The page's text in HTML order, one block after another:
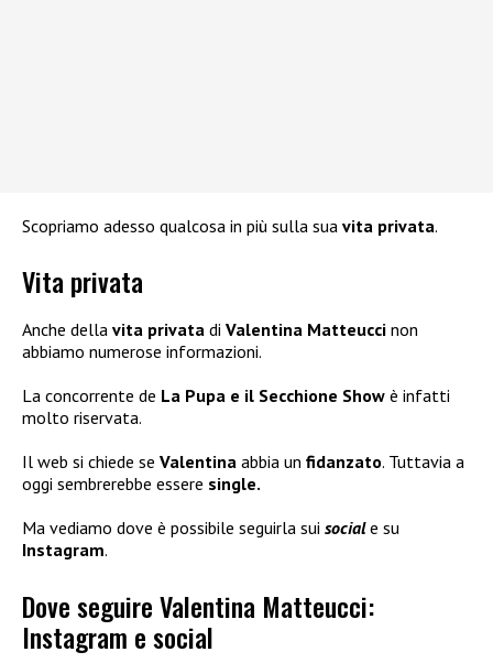
Scopriamo adesso qualcosa in più sulla sua vita privata.
Vita privata
Anche della vita privata di Valentina Matteucci non
abbiamo numerose informazioni.
La concorrente de La Pupa e il Secchione Show è infatti
molto riservata.
Il web si chiede se Valentina abbia un fidanzato. Tuttavia a
oggi sembrerebbe essere single.
Ma vediamo dove è possibile seguirla sui sociale su
Instagram.
Dove seguire Valentina Matteucci:
Instagram e social